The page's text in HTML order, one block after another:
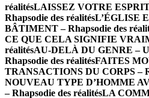
réalitésLAISSEZ VOTRE
Rhapsodie des réalitésL’ÉGLISE
BÂTIMENT – Rhapsodie des
CE QUE CELA SIGNIFIE
réalitésAU-DELÀ DU GENRE –
Rhapsodie des réalitésFAITES
TRANSACTIONS DU CORPS –
NOUVEAU TYPE D’HOMME
– Rhapsodie des réalitésLA